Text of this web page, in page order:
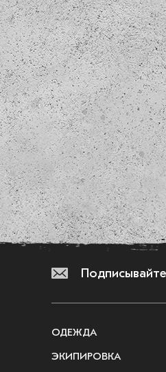
ОДЕЖДА
ЭКИПИРОВКА